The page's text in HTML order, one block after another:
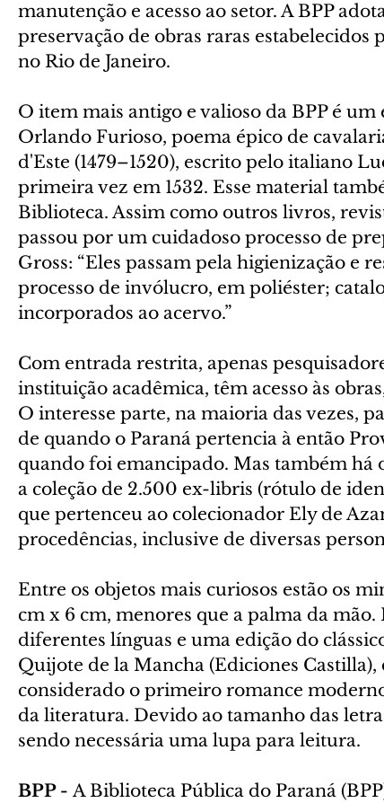
manutenção e acesso ao setor. A BPP
preservação de obras raras estabelecidos
no Rio de Janeiro.
O item mais antigo e valioso da BPP é
Orlando Furioso, poema épico de
d'Este (1479–1520), escrito pelo italiano
primeira vez em 1532. Esse material
Biblioteca. Assim como outros livros,
passou por um cuidadoso processo de
Gross: “Eles passam pela higienização e
processo de invólucro, em poliéster;
incorporados ao acervo.”
Com entrada restrita, apenas
instituição acadêmica, têm acesso às
O interesse parte, na maioria das vezes,
de quando o Paraná pertencia à então
quando foi emancipado. Mas também há
a coleção de 2.500 ex-libris (rótulo de
que pertenceu ao colecionador Ely de
procedências, inclusive de diversas
Entre os objetos mais curiosos estão os
cm x 6 cm, menores que a palma da
diferentes línguas e uma edição do
Quijote de la Mancha (Ediciones
considerado o primeiro romance
da literatura. Devido ao tamanho das
sendo necessária uma lupa para leitura.
BPP - A Biblioteca Pública do Paraná